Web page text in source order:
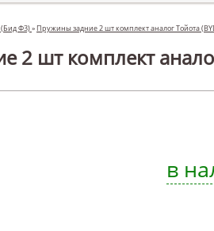
(Бид Ф3)» Пружины задние 2 шт комплект аналог Тойота
2 шт комплект
в